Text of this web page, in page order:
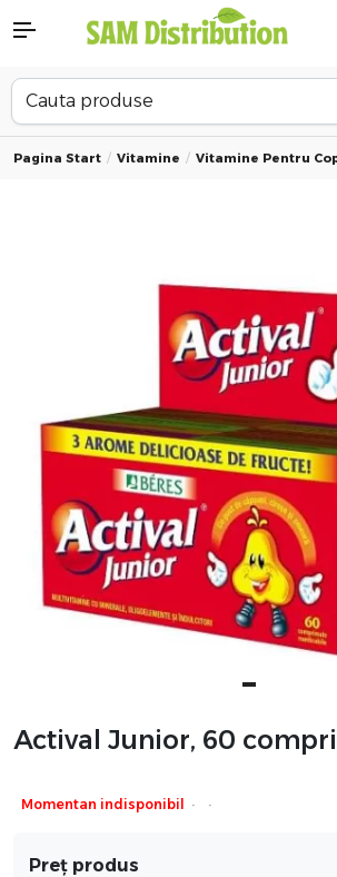
Pagina Start Vitamine Vitamine Pentru
Actival Junior, 60
Momentan indisponibil · ·
Preț produs